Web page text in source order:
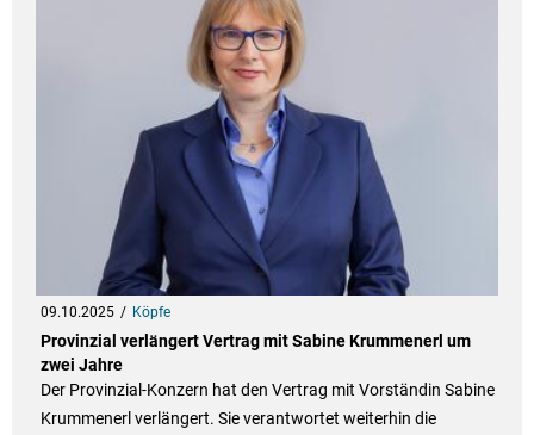
09.10.2025 Köpfe
Provinzial verlängert Vertrag mit Sabine Krummenerl um
zwei Jahre
Der Provinzial-Konzern hat den Vertrag mit Vorständin Sabine
Krummenerl verlängert. Sie verantwortet weiterhin die